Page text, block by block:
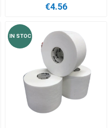
€4.56
IN STOC